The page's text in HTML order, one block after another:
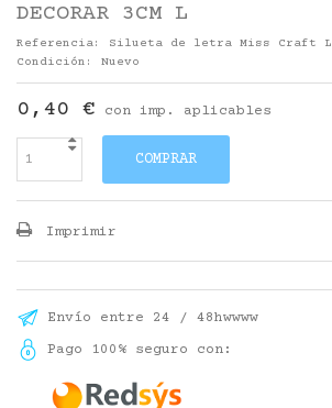
DECORAR 3CM L
Referencia:
Silueta de letra Miss Craft L
Condición:
Nuevo
0,40 € con imp. aplicables
COMPRAR
Imprimir
Envío entre 24 / 48hwwww
Pago 100% seguro con: